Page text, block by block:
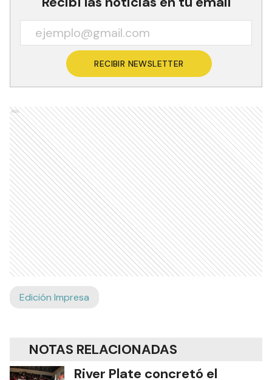
RECIBIR NEWSLETTER
Ads
Edición Impresa
NOTAS RELACIONADAS
River Plate concretó el